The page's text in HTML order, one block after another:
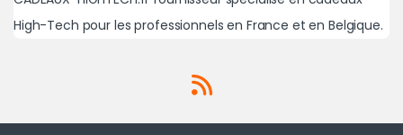
High-Tech pour les professionnels en France et en Belgique.